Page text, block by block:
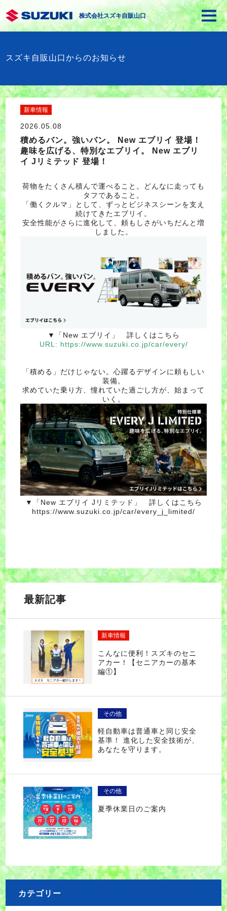
株式会社スズキ自販山口
スズキ自販山口からのお知らせ
新車情報
2026.05.08
積めるバン。強いバン。 New エブリイ 登場！
趣味を広げる、特別なエブリイ。 New エブリ
イ Jリミテッド 登場！
荷物をたくさん積んで運べること。どんなに走っても
タフであること。
「働くクルマ」として、ずっとビジネスシーンを支え
続けてきたエブリイ。
安全性能がさらに進化して、頼もしさがいちだんと増
しました。
▼「New エブリイ」 詳しくはこちら
URL: https://www.suzuki.co.jp/car/every/
「積める」だけじゃない。心躍るデザインに頼もしい
装備。
求めていた乗り方、憧れていた過ごし方が、始まって
いく。
▼「New エブリイ Jリミテッド」 詳しくはこちら
https://www.suzuki.co.jp/car/every_j_limited/
最新記事
新車情報
こんなに便利！スズキのセニ
アカー！【セニアカーの基本
編①】
その他
軽自動車は普通車と同じ安全
基準！ 進化した安全技術が、
あなたを守ります。
その他
夏季休業日のご案内
カテゴリー